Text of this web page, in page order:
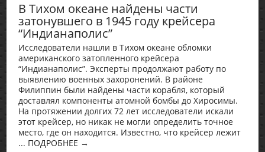
В Тихом океане найдены части
затонувшего в 1945 году крейсера
“Индианаполис”
Исследователи нашли в Тихом океане обломки
американского затопленного крейсера
“Индианаполис”. Эксперты продолжают работу по
выявлению военных захоронений. В районе
Филиппин были найдены части корабля, который
доставлял компоненты атомной бомбы до Хиросимы.
На протяжении долгих 72 лет исследователи искали
этот крейсер, но никак не могли определить точное
место, где он находится. Известно, что крейсер лежит
... ПОДРОБНЕЕ →